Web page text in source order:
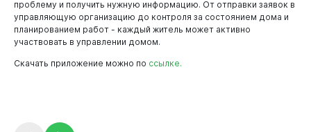
Новокузнецк
проблему и получить нужную информацию. От отправки заявок в
управляющую организацию до контроля за состоянием дома и
планированием работ - каждый житель может активно
участвовать в управлении домом.
Скачать приложение можно по ссылке.